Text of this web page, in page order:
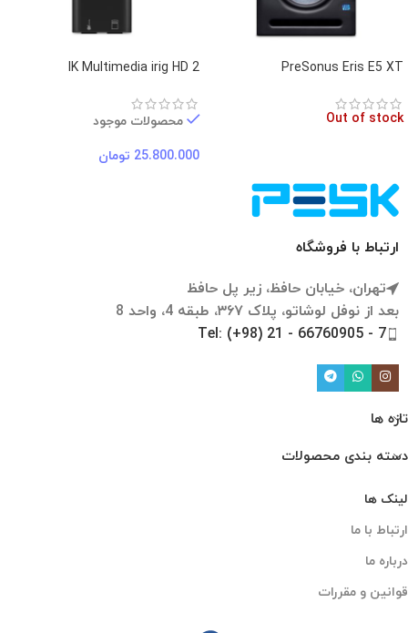
PreSonus Eris E5 XT
Out of stock
IK Multimedia irig HD 2
محصولات موجود
25.800.000 تومان
ارتباط با فروشگاه
تهران، خیابان حافظ، زیر پل حافظ
بعد از نوفل لوشاتو، پلاک ۳۶۷، طبقه 4، واحد 8
Tel: (+98) 21 - 66760905 - 7
تازه ها
دسته بندی محصولات
لینک ها
ارتباط با ما
درباره ما
قوانین و مقررات